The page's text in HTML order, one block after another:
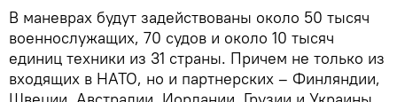
В маневрах будут задействованы около 50 тысяч
военнослужащих, 70 судов и около 10 тысяч
единиц техники из 31 страны. Причем не только из
входящих в НАТО, но и партнерских – Финляндии,